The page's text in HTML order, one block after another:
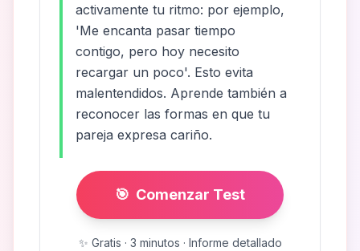
activamente tu ritmo: por ejemplo,
'Me encanta pasar tiempo
contigo, pero hoy necesito
recargar un poco'. Esto evita
malentendidos. Aprende también a
reconocer las formas en que tu
pareja expresa cariño.
🎯 Comenzar Test
✨ Gratis · 3 minutos · Informe detallado